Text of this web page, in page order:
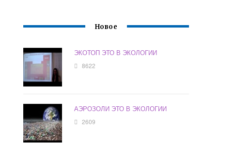
Новое
ЭКОТОП ЭТО В ЭКОЛОГИИ
8622
АЭРОЗОЛИ ЭТО В ЭКОЛОГИИ
2609